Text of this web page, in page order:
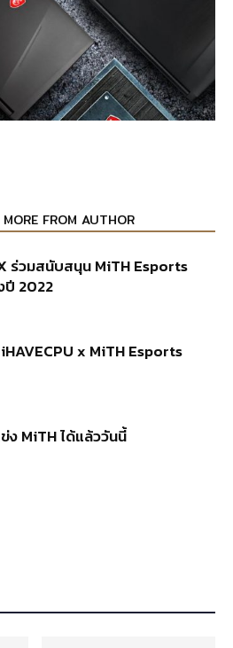
MORE FROM AUTHOR
ร่วมสนับสนุน MiTH Esports
2022
x MiTH Esports
ง MiTH ได้แล้ววันนี้